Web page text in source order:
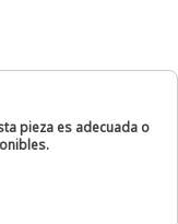
pieza es adecuada o